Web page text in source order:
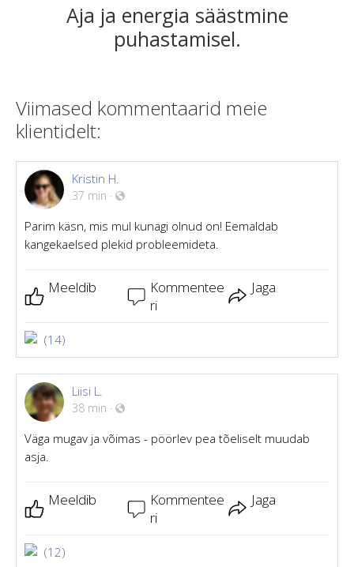
Aja ja energia säästmine
puhastamisel.
Viimased kommentaarid meie
klientidelt:
Kristin H.
37 min ·
Parim käsn, mis mul kunagi olnud on! Eemaldab
kangekaelsed plekid probleemideta.
Meeldib
Kommentee
ri
Jaga
(14)
Liisi L.
38 min ·
Väga mugav ja võimas - pöörlev pea tõeliselt muudab
asja.
Meeldib
Kommentee
ri
Jaga
(12)